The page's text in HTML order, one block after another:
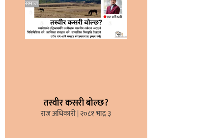
तस्वीर कसरी बोल्छ?
राज अधिकारी २०८१ भाद्र ३